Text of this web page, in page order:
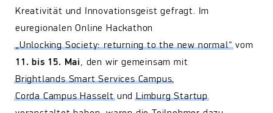
Kreativität und Innovationsgeist gefragt. Im
euregionalen Online Hackathon
„Unlocking Society: returning to the new normal“vom
11. bis 15. Mai, den wir gemeinsam mit
Brightlands Smart Services Campus,
Corda Campus HasseltundLimburg Startup